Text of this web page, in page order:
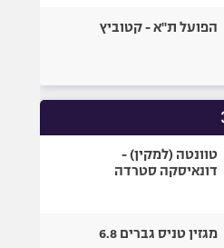
הפועל ת"א - קטוביץ
טוונטה (למקין) -
דונאיסקה סטרדה
מגזין טניס גברים 6.8